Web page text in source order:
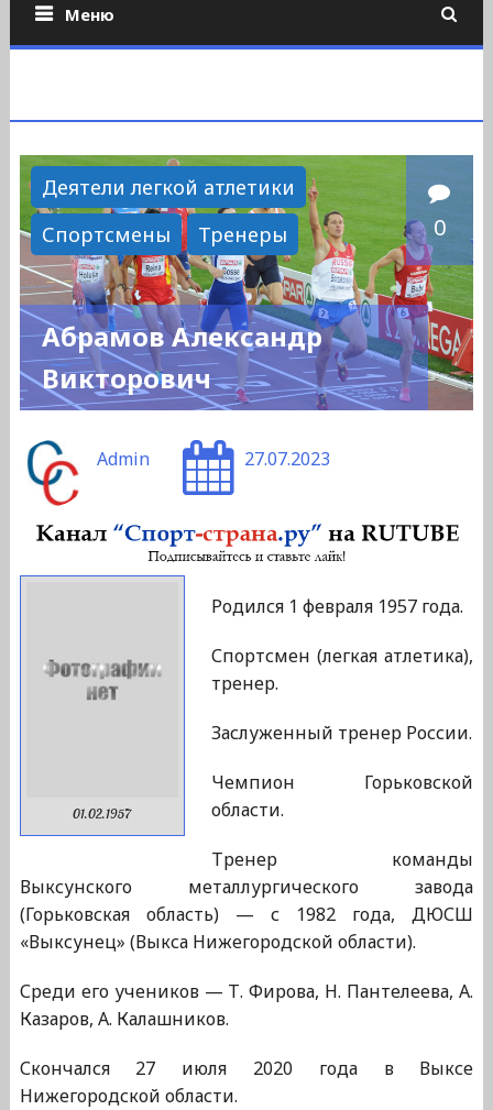
Меню
Деятели легкой атлетики
Спортсмены
Тренеры 0
Абрамов Александр
Викторович
Admin 27.07.2023
01.02.1957
Родился 1 февраля 1957 года.
Спортсмен (легкая атлетика),
тренер.
Заслуженный тренер России.
Чемпион Горьковской
области.
Тренер команды
Выксунского металлургического завода
(Горьковская область) — с 1982 года, ДЮСШ
«Выксунец» (Выкса Нижегородской области).
Среди его учеников — Т. Фирова, Н. Пантелеева, А.
Казаров, А. Калашников.
Скончался 27 июля 2020 года в Выксе
Нижегородской области.